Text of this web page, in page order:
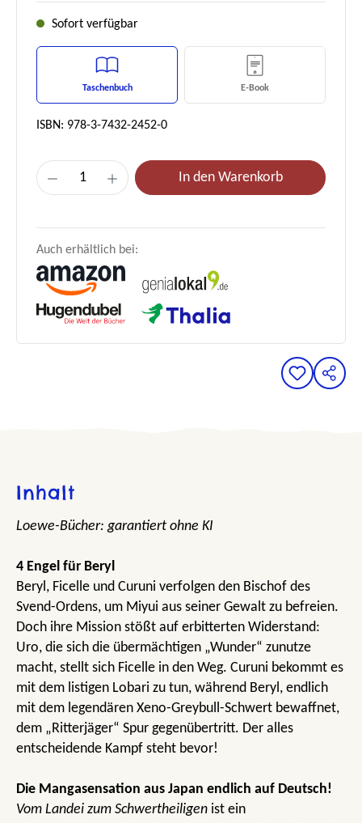
Sofort verfügbar
Taschenbuch E-Book
ISBN: 978-3-7432-2452-0
Produkt Anzahl: Gib den gewünschten
In den Warenkorb
Auch erhältlich bei:
Inhalt
Loewe-Bücher: garantiert ohne KI
4 Engel für Beryl
Beryl, Ficelle und Curuni verfolgen den Bischof des
Svend-Ordens, um Miyui aus seiner Gewalt zu befreien.
Doch ihre Mission stößt auf erbitterten Widerstand:
Uro, die sich die übermächtigen „Wunder“ zunutze
macht, stellt sich Ficelle in den Weg. Curuni bekommt es
mit dem listigen Lobari zu tun, während Beryl, endlich
mit dem legendären Xeno-Greybull-Schwert bewaffnet,
dem „Ritterjäger“ Spur gegenübertritt. Der alles
entscheidende Kampf steht bevor!
Die Mangasensation aus Japan endlich auf Deutsch!
Vom Landei zum Schwertheiligen ist ein